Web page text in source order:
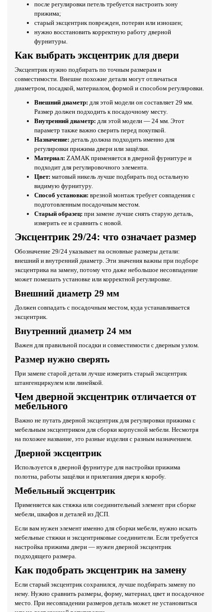
после регулировки петель требуется настроить зону
прижима;
старый эксцентрик поврежден, потерян или изношен;
нужно восстановить корректную работу дверной
фурнитуры.
Как выбрать эксцентрик для двери
Эксцентрик нужно подбирать по точным размерам и
совместимости. Внешне похожие детали могут отличаться
диаметром, посадкой, материалом, формой и способом регулировки.
Внешний диаметр: для этой модели он составляет 29 мм.
Размер должен подходить к посадочному месту.
Внутренний диаметр: для этой модели — 24 мм. Этот
параметр также важно сверить перед покупкой.
Назначение: деталь должна подходить именно для
регулировки прижима двери или защёлки.
Материал: ZAMAK применяется в дверной фурнитуре и
подходит для регулировочного элемента.
Цвет: матовый никель лучше подбирать под остальную
видимую фурнитуру.
Способ установки: врезной монтаж требует совпадения с
подготовленным посадочным местом.
Старый образец: при замене лучше снять старую деталь,
измерить ее и сравнить с новой.
Эксцентрик 29/24: что означает размер
Обозначение 29/24 указывает на основные размеры детали:
внешний и внутренний диаметр. Эти значения важны при подборе
эксцентрика на замену, потому что даже небольшое несовпадение
может помешать установке или корректной регулировке.
Внешний диаметр 29 мм
Должен совпадать с посадочным местом, куда устанавливается
эксцентрик.
Внутренний диаметр 24 мм
Важен для правильной посадки и совместимости с дверным узлом.
Размер нужно сверять
При замене старой детали лучше измерить старый эксцентрик
штангенциркулем или линейкой.
Чем дверной эксцентрик отличается от
мебельного
Важно не путать дверной эксцентрик для регулировки прижима с
мебельным эксцентриком для сборки корпусной мебели. Несмотря
на похожее название, это разные изделия с разным назначением.
Дверной эксцентрик
Используется в дверной фурнитуре для настройки прижима
полотна, работы защёлки и прилегания двери к коробу.
Мебельный эксцентрик
Применяется как стяжка или соединительный элемент при сборке
мебели, шкафов и деталей из ДСП.
Если вам нужен элемент именно для сборки мебели, нужно искать
мебельные стяжки и эксцентриковые соединители. Если требуется
настройка прижима двери — нужен дверной эксцентрик
подходящего размера.
Как подобрать эксцентрик на замену
Если старый эксцентрик сохранился, лучше подбирать замену по
нему. Нужно сравнить размеры, форму, материал, цвет и посадочное
место. При несовпадении размеров деталь может не установиться